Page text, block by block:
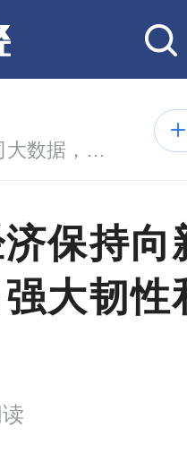
乐居财经智能撰稿机器人根据公司大数据，自动撰写的实时资讯。
保持向
大韧性